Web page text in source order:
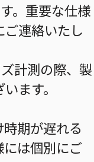
。重要な仕様
連絡いたし
計測の際、製
ます。
期が遅れる
は個別にご